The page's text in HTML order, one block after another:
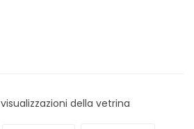
visualizzazioni della vetrina